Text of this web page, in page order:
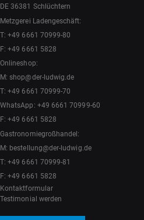
DE 36381 Schlüchtern
Metzgerei Ladengeschäft:
T:+49 6661 70999-80
F: +49 6661 5828
Onlineshop:
M:shop@der-ludwig.de
T:+49 6661 70999-70
WhatsApp: +49 6661 70999-60
F: +49 6661 5828
Gastronomiegroßhandel:
M: bestellung@der-ludwig.de
T:+49 6661 70999-81
F: +49 6661 5828
Kontaktformular
Testimonial werden